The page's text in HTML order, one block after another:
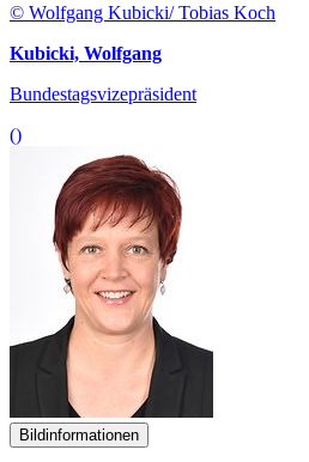
© Wolfgang Kubicki/ Tobias Koch
Kubicki, Wolfgang
Bundestagsvizepräsident
()
Bildinformationen